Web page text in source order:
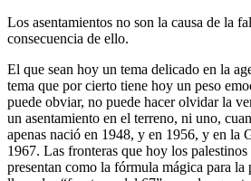
Los asentamientos no son la causa de la
consecuencia de ello.
El que sean hoy un tema delicado en la
tema que por cierto tiene hoy un peso
puede obviar, no puede hacer olvidar la
un asentamiento en el terreno, ni uno,
apenas nació en 1948, y en 1956, y en la
1967. Las fronteras que hoy los
presentan como la fórmula mágica para la